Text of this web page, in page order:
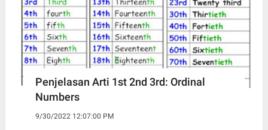
Penjelasan Arti 1st 2nd 3rd: Ordinal
Numbers
9/30/2022 12:07:00 PM